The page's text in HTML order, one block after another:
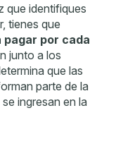
que identifiques
tienes que
por cada
junto a los
que las
parte de la
ingresan en la